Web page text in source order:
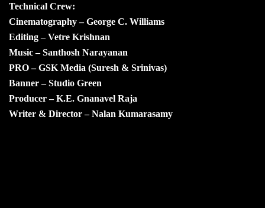
Technical Crew:
Cinematography – George C. Williams
Editing – Vetre Krishnan
Music – Santhosh Narayanan
PRO – GSK Media (Suresh & Srinivas)
Banner – Studio Green
Producer – K.E. Gnanavel Raja
Writer & Director – Nalan Kumarasamy